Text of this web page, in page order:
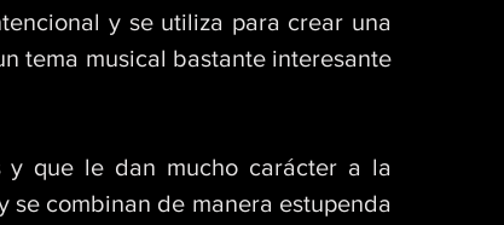
y se utiliza para crear una
tema musical bastante interesante
y que le dan mucho carácter a la
se combinan de manera estupenda